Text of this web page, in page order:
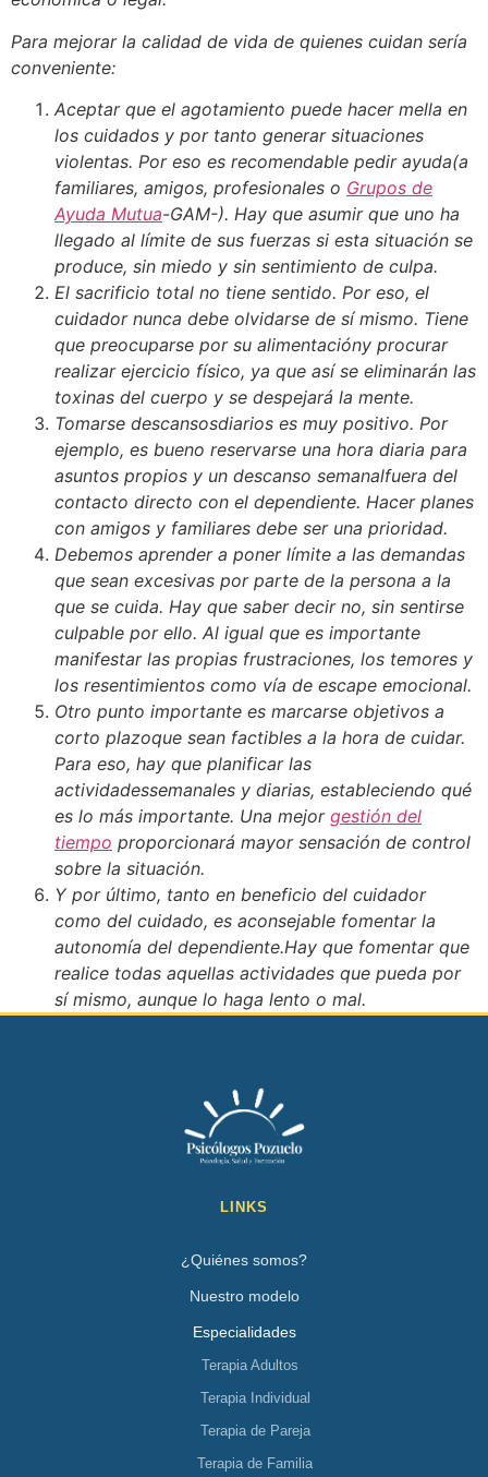
Para mejorar la calidad de vida de quienes cuidan sería
conveniente:
Aceptar que el agotamiento puede hacer mella en
los cuidados y por tanto generar situaciones
violentas. Por eso es recomendable pedir ayuda(a
familiares, amigos, profesionales o Grupos de
Ayuda Mutua-GAM-). Hay que asumir que uno ha
llegado al límite de sus fuerzas si esta situación se
produce, sin miedo y sin sentimiento de culpa.
El sacrificio total no tiene sentido. Por eso, el
cuidador nunca debe olvidarse de sí mismo. Tiene
que preocuparse por su alimentacióny procurar
realizar ejercicio físico, ya que así se eliminarán las
toxinas del cuerpo y se despejará la mente.
Tomarse descansosdiarios es muy positivo. Por
ejemplo, es bueno reservarse una hora diaria para
asuntos propios y un descanso semanalfuera del
contacto directo con el dependiente. Hacer planes
con amigos y familiares debe ser una prioridad.
Debemos aprender a poner límite a las demandas
que sean excesivas por parte de la persona a la
que se cuida. Hay que saber decir no, sin sentirse
culpable por ello. Al igual que es importante
manifestar las propias frustraciones, los temores y
los resentimientos como vía de escape emocional.
Otro punto importante es marcarse objetivos a
corto plazoque sean factibles a la hora de cuidar.
Para eso, hay que planificar las
actividadessemanales y diarias, estableciendo qué
es lo más importante. Una mejor gestión del
tiempo proporcionará mayor sensación de control
sobre la situación.
Y por último, tanto en beneficio del cuidador
como del cuidado, es aconsejable fomentar la
autonomía del dependiente.Hay que fomentar que
realice todas aquellas actividades que pueda por
sí mismo, aunque lo haga lento o mal.
LINKS
¿Quiénes somos?
Nuestro modelo
Especialidades
Terapia Adultos
Terapia Individual
Terapia de Pareja
Terapia de Familia